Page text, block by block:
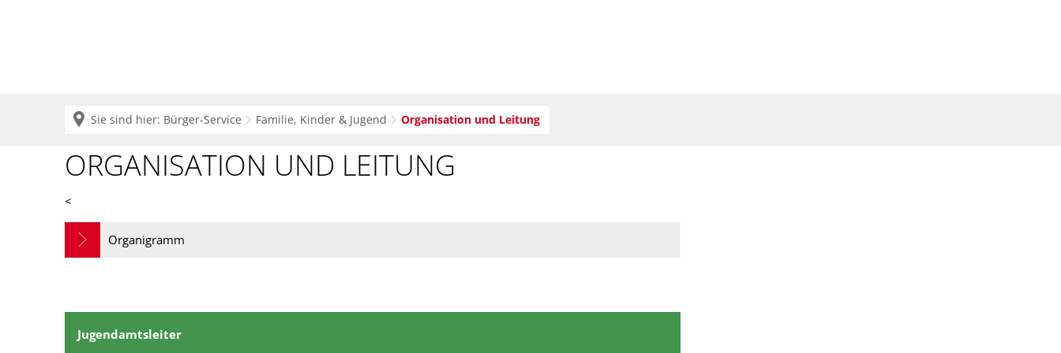
Sie sind hier: Bürger-Service Familie, Kinder & Jugend Organisation und Leitung
ORGANISATION UND LEITUNG
<
Organigramm
Jugendamtsleiter